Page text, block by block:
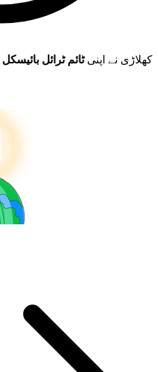
کھلاڑی نے اپنیٹائم ٹرائل بائیسکل